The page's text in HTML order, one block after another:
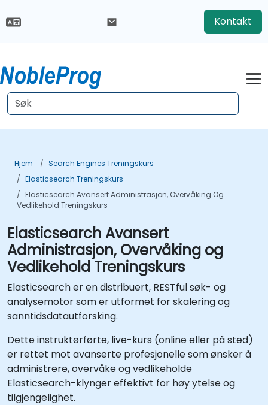
Kontakt
Hjem
Search Engines Treningskurs
Elasticsearch Treningskurs
Elasticsearch Avansert Administrasjon, Overvåking Og
Vedlikehold Treningskurs
Elasticsearch Avansert
Administrasjon, Overvåking og
Vedlikehold Treningskurs
Elasticsearch er en distribuert, RESTful søk- og
analysemotor som er utformet for skalering og
sanntidsdatautforsking.
Dette instruktørførte, live-kurs (online eller på sted)
er rettet mot avanserte profesjonelle som ønsker å
administrere, overvåke og vedlikeholde
Elasticsearch-klynger effektivt for høy ytelse og
tilgjengelighet.